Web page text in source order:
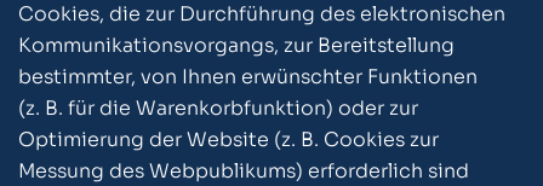
Cookies, die zur Durchführung des elektronischen
Kommunikationsvorgangs, zur Bereitstellung
bestimmter, von Ihnen erwünschter Funktionen
(z. B. für die Warenkorbfunktion) oder zur
Optimierung der Website (z. B. Cookies zur
Messung des Webpublikums) erforderlich sind